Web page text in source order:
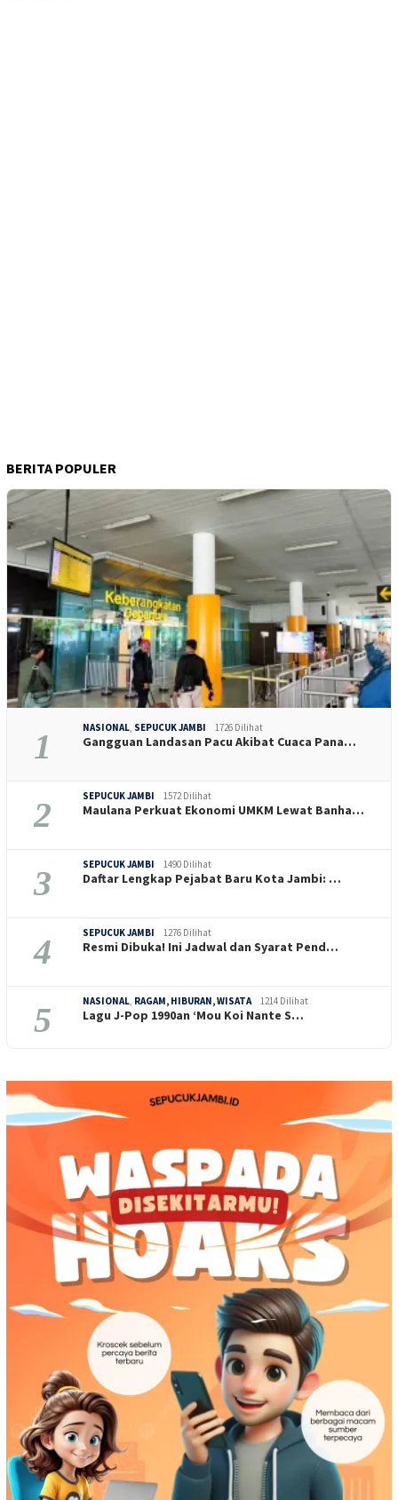
BERITA POPULER
1 NASIONAL, SEPUCUK JAMBI 1726 Dilihat
Gangguan Landasan Pacu Akibat Cuaca Pana…
2 SEPUCUK JAMBI 1572 Dilihat
Maulana Perkuat Ekonomi UMKM Lewat Banha…
3 SEPUCUK JAMBI 1490 Dilihat
Daftar Lengkap Pejabat Baru Kota Jambi: …
4 SEPUCUK JAMBI 1276 Dilihat
Resmi Dibuka! Ini Jadwal dan Syarat Pend…
5 NASIONAL, RAGAM, HIBURAN, WISATA 1214 Dilihat
Lagu J-Pop 1990an ‘Mou Koi Nante S…